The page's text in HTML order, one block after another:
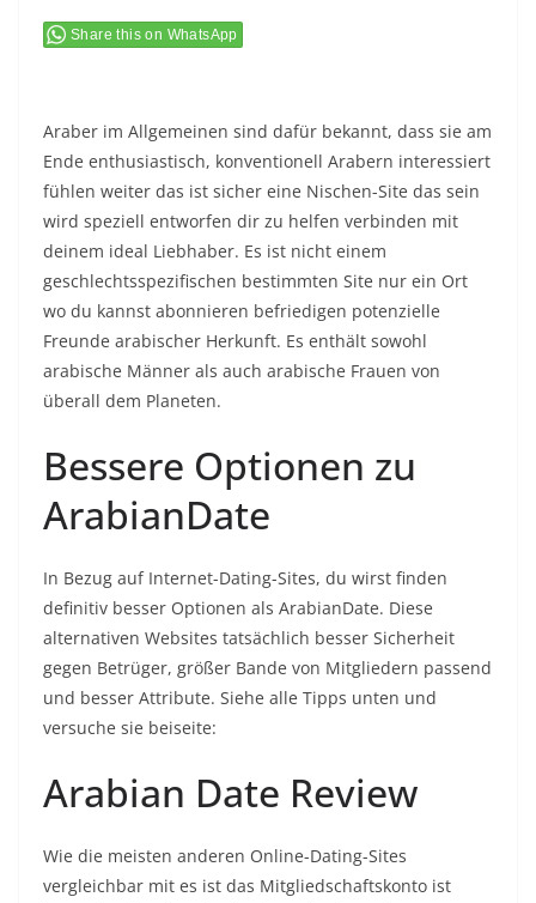
Share this on WhatsApp
Araber im Allgemeinen sind dafür bekannt, dass sie am
Ende enthusiastisch, konventionell Arabern interessiert
fühlen weiter das ist sicher eine Nischen-Site das sein
wird speziell entworfen dir zu helfen verbinden mit
deinem ideal Liebhaber. Es ist nicht einem
geschlechtsspezifischen bestimmten Site nur ein Ort
wo du kannst abonnieren befriedigen potenzielle
Freunde arabischer Herkunft. Es enthält sowohl
arabische Männer als auch arabische Frauen von
überall dem Planeten.
Bessere Optionen zu
ArabianDate
In Bezug auf Internet-Dating-Sites, du wirst finden
definitiv besser Optionen als ArabianDate. Diese
alternativen Websites tatsächlich besser Sicherheit
gegen Betrüger, größer Bande von Mitgliedern passend
und besser Attribute. Siehe alle Tipps unten und
versuche sie beiseite:
Arabian Date Review
Wie die meisten anderen Online-Dating-Sites
vergleichbar mit es ist das Mitgliedschaftskonto ist